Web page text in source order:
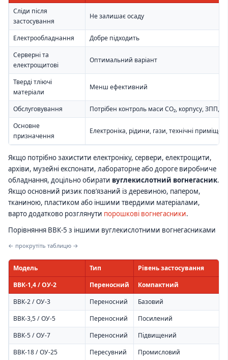
Сліди після
застосування
Не залишає осаду
Електрообладнання
Добре підходить
Серверні та
електрощитові
Оптимальний варіант
Тверді тліючі
матеріали
Менш ефективний
Обслуговування
Потрібен контроль маси CO₂, корпусу, ЗПП,
Основне
призначення
Електроніка, рідини, гази, технічні
Якщо потрібно захистити електроніку, сервери, електрощити,
архіви, музейні експонати, лабораторне або дороге виробниче
обладнання, доцільно обирати вуглекислотний вогнегасник.
Якщо основний ризик пов’язаний із деревиною, папером,
тканиною, пластиком або іншими твердими матеріалами,
варто додатково розглянути порошкові вогнегасники.
Порівняння ВВК-5 з іншими вуглекислотними вогнегасниками
← прокрутіть таблицю →
Модель Тип Рівень застосування
ВВК-1,4 / ОУ-2
Переносний Компактний
ВВК-2 / ОУ-3
Переносний Базовий
ВВК-3,5 / ОУ-5
Переносний Посилений
ВВК-5 / ОУ-7
Переносний Підвищений
ВВК-18 / ОУ-25
Пересувний Промисловий